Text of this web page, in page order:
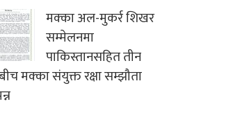
मक्का अल-मुकर्र शिखर
सम्मेलनमा
पाकिस्तानसहित तीन
मक्का संयुक्त रक्षा सम्झौता